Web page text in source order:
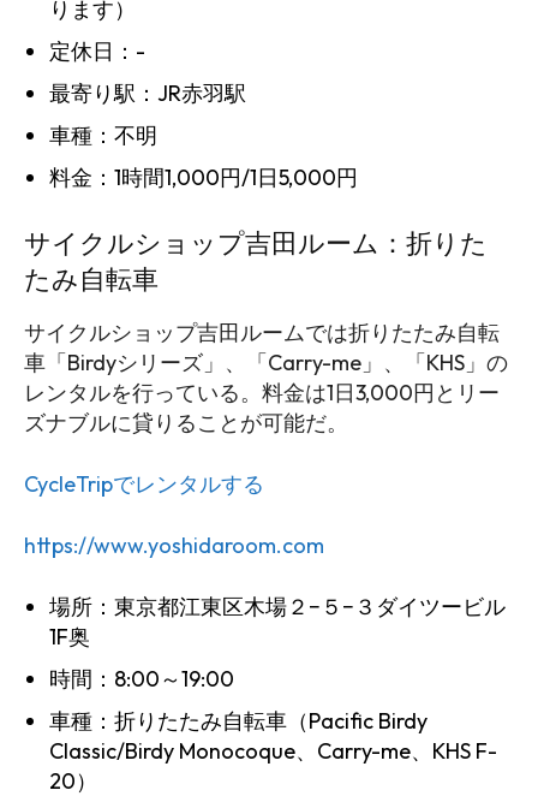
ります）
定休日：-
最寄り駅：JR赤羽駅
車種：不明
料金：1時間1,000円/1日5,000円
サイクルショップ吉田ルーム：折りた
たみ自転車
サイクルショップ吉田ルームでは折りたたみ自転
車「Birdyシリーズ」、「Carry-me」、「KHS」の
レンタルを行っている。料金は1日3,000円とリー
ズナブルに貸りることが可能だ。
CycleTripでレンタルする
https://www.yoshidaroom.com
場所：東京都江東区木場２−５−３ダイツービル
1F奥
時間：8:00～19:00
車種：折りたたみ自転車（Pacific Birdy
Classic/Birdy Monocoque、Carry-me、KHS F-
20）